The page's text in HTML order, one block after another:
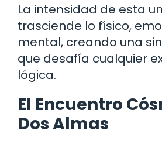
La intensidad de esta
trasciende lo físico,
mental, creando una
que desafía cualquier
lógica.
El Encuentro
Dos Almas